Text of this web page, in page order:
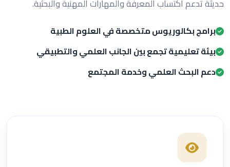
حديثة تدعم اكتساب المعرفة والمهارات المهنية والبحثية.
برامج بكالوريوس متخصصة في العلوم الطبية
بيئة تعليمية تجمع بين الجانب العلمي والتطبيقي
دعم البحث العلمي وخدمة المجتمع